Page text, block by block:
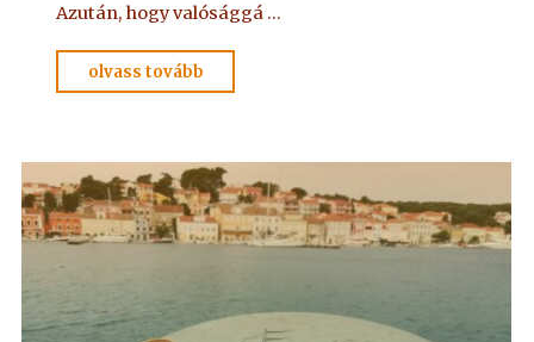
Azután, hogy valósággá …
olvass tovább
NYOMÁBAN
2."